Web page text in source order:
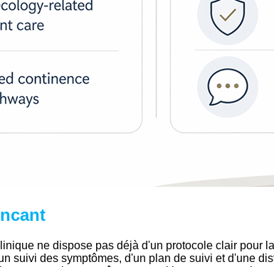
ne dispose pas déjà d'un protocole clair pour
suivi des symptômes, d'un plan de suivi et d'une